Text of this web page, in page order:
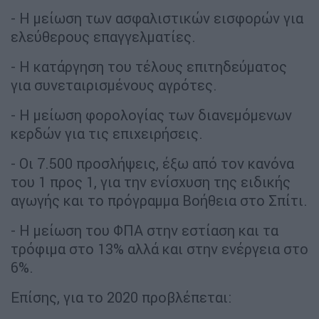
- Η μείωση των ασφαλιστικών εισφορών για
ελεύθερους επαγγελματίες.
- Η κατάργηση του τέλους επιτηδεύματος
για συνεταιρισμένους αγρότες.
- Η μείωση φορολογίας των διανεμόμενων
κερδών για τις επιχειρήσεις.
- Οι 7.500 προσλήψεις, έξω από τον κανόνα
του 1 προς 1, για την ενίσχυση της ειδικής
αγωγής και το πρόγραμμα Βοήθεια στο Σπίτι.
- Η μείωση του ΦΠΑ στην εστίαση και τα
τρόφιμα στο 13% αλλά και στην ενέργεια στο
6%.
Επίσης, για το 2020 προβλέπεται: